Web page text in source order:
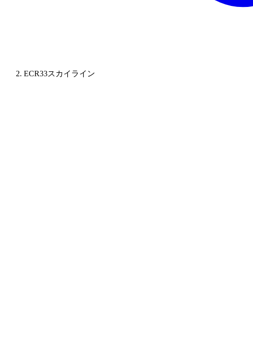
ECR33スカイライン